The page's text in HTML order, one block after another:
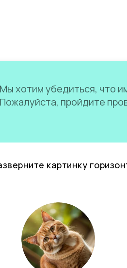
Мы хотим убедиться, что
Пожалуйста, пройдите
картинку